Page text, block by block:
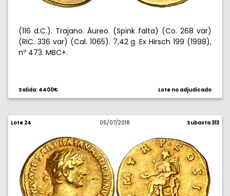
(116 d.C.). Trajano. Áureo. (Spink falta) (Co. 268 var)
(RIC. 336 var) (Cal. 1065). 7,42 g. Ex Hirsch 199 (1998),
nº 473. MBC+.
Salida: 4400€ Lote no adjudicado
Lote 24 05/07/2018 Subasta 313